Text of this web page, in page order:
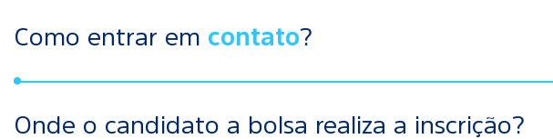
Como entrar em contato?
Whatsapp:
(11) 3298-7637
Onde o candidato a bolsa realiza a inscrição?